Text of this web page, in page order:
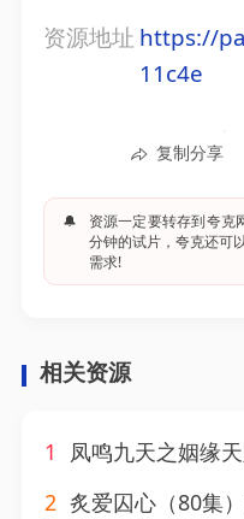
资源地址 https://
11c4e
复制分享
🔔
资源一定要转存到夸克
分钟的试片，夸克还可
需求!
相关资源
1
凤鸣九天之姻缘天
2 炙爱囚心（80集